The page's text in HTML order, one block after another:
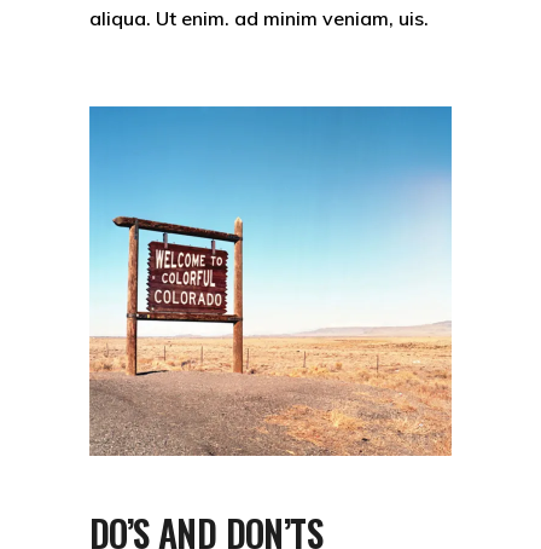
aliqua. Ut enim. ad minim veniam, uis.
DO’S AND DON’TS